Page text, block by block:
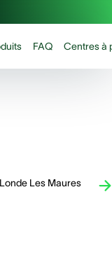
FAQ Centres à
Les Maures